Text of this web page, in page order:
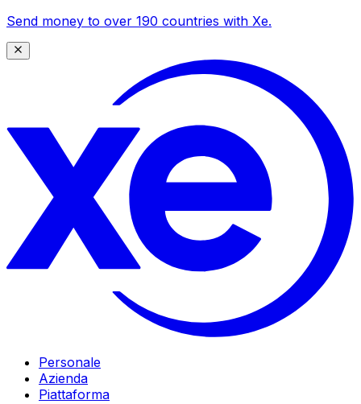
Send money to over 190 countries with Xe.
Personale
Azienda
Piattaforma